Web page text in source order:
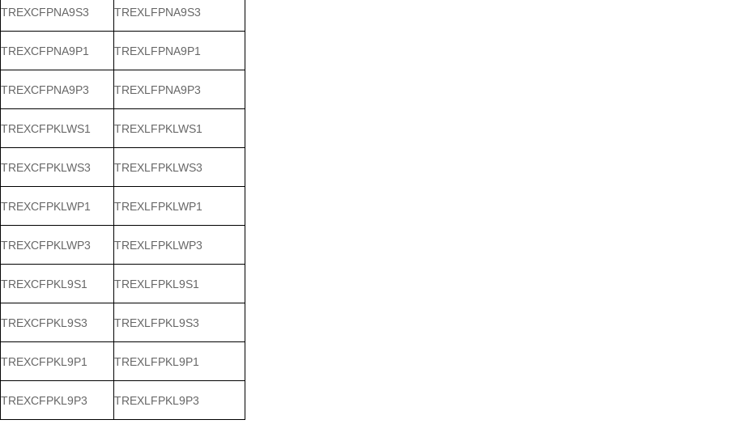
TREXCFPNA9S3 TREXLFPNA9S3
TREXCFPNA9P1 TREXLFPNA9P1
TREXCFPNA9P3 TREXLFPNA9P3
TREXCFPKLWS1 TREXLFPKLWS1
TREXCFPKLWS3 TREXLFPKLWS3
TREXCFPKLWP1 TREXLFPKLWP1
TREXCFPKLWP3 TREXLFPKLWP3
TREXCFPKL9S1 TREXLFPKL9S1
TREXCFPKL9S3 TREXLFPKL9S3
TREXCFPKL9P1 TREXLFPKL9P1
TREXCFPKL9P3 TREXLFPKL9P3